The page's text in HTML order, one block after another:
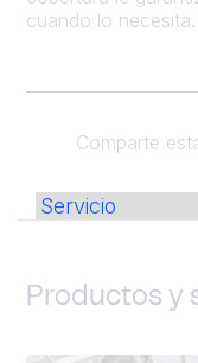
cuando lo necesita.
Comparte
Productos y